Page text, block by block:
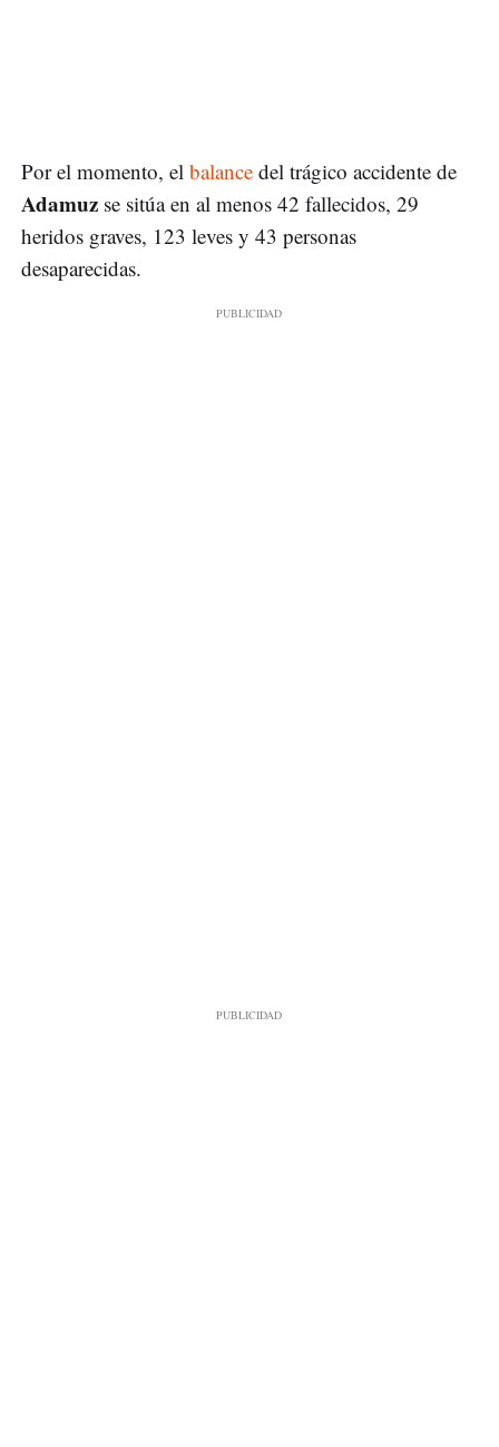
Por el momento, el balance del trágico accidente de
Adamuz se sitúa en al menos 42 fallecidos, 29
heridos graves, 123 leves y 43 personas
desaparecidas.